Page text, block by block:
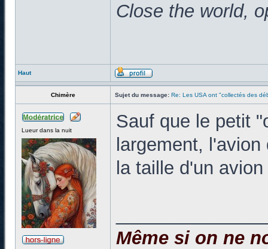
Close the world,
Haut
Chimère Sujet du message: Re: Les USA ont "collectés des
Lueur dans la nuit
Sauf que le petit
largement,
la taille d'un
Même si on ne